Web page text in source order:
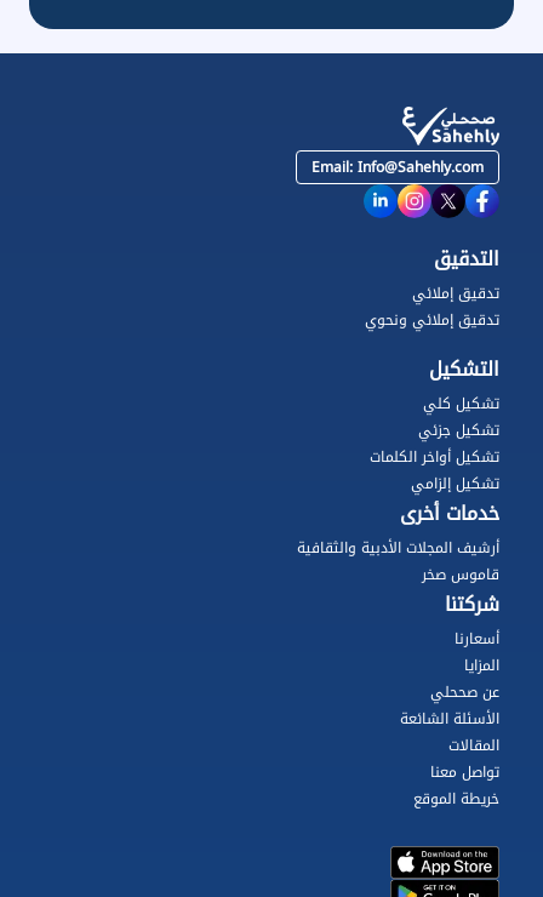
Email:Info@Sahehly.com
التدقيق
تدقيق إملائي
تدقيق إملائي ونحوي
التشكيل
تشكيل كلي
تشكيل جزئي
تشكيل أواخر الكلمات
تشكيل إلزامي
خدمات أخرى
أرشيف المجلات الأدبية والثقافية
قاموس صخر
شركتنا
أسعارنا
المزايا
عن صححلي
الأسئلة الشائعة
المقالات
تواصل معنا
خريطة الموقع